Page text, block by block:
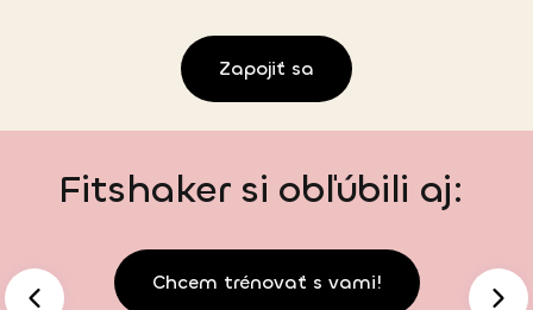
Zapojiť sa
Fitshaker si obľúbili aj:
Chcem trénovať s vami!